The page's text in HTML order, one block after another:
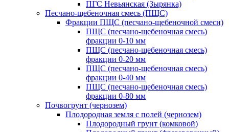
ПГС Невьянская (Зырянка)
Песчано-щебеночная смесь (ПЩС)
Фракции ПЩС (песчано-щебеночной смеси)
ПЩС (песчано-щебеночная смесь)
фракции 0-10 мм
ПЩС (песчано-щебеночная смесь)
фракции 0-20 мм
ПЩС (песчано-щебеночная смесь)
фракции 0-40 мм
ПЩС (песчано-щебеночная смесь)
фракции 0-80 мм
Почвогрунт (чернозем)
Плодородная земля с полей (чернозем)
Плодородный грунт (комковой)